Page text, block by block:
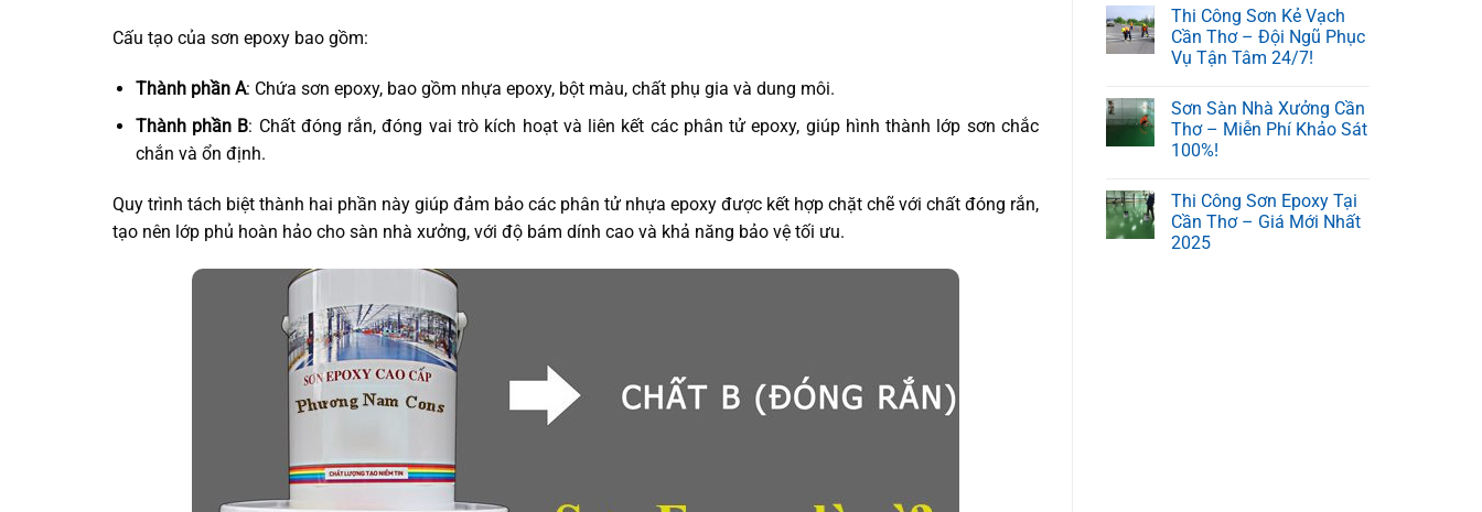
Cấu tạo của sơn epoxy bao gồm:
Thành phần A: Chứa sơn epoxy, bao gồm nhựa epoxy, bột màu, chất phụ gia và dung môi.
Thành phần B: Chất đóng rắn, đóng vai trò kích hoạt và liên kết các phân tử epoxy, giúp hình thành lớp sơn chắc
chắn và ổn định.
Quy trình tách biệt thành hai phần này giúp đảm bảo các phân tử nhựa epoxy được kết hợp chặt chẽ với chất đóng rắn,
tạo nên lớp phủ hoàn hảo cho sàn nhà xưởng, với độ bám dính cao và khả năng bảo vệ tối ưu.
Thi Công Sơn Kẻ Vạch
Cần Thơ – Đội Ngũ Phục
Vụ Tận Tâm 24/7!
Sơn Sàn Nhà Xưởng Cần
Thơ – Miễn Phí Khảo Sát
100%!
Thi Công Sơn Epoxy Tại
Cần Thơ – Giá Mới Nhất
2025